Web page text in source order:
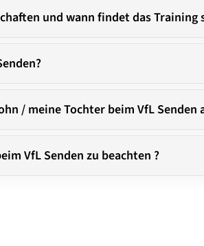
und wann findet das Training
/ meine Tochter beim VfL Senden
VfL Senden zu beachten ?